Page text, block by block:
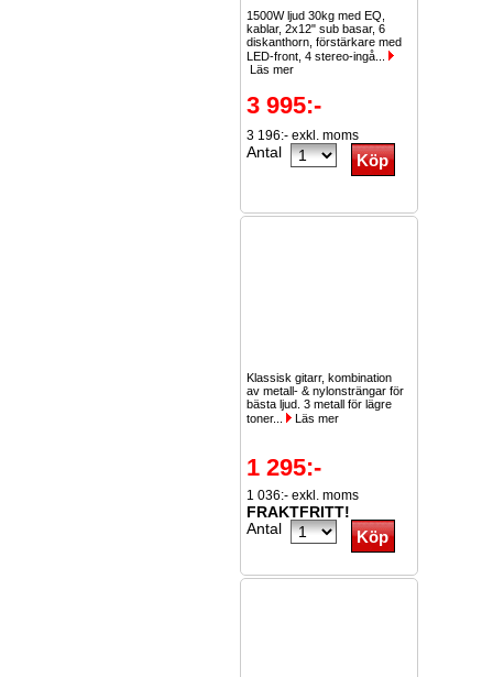
1500W ljud 30kg med EQ,
kablar, 2x12" sub basar, 6
diskanthorn, förstärkare med
LED-front, 4 stereo-ingå...
Läs mer
3 995:-
3 196:- exkl. moms
Antal
Klassisk gitarr, kombination
av metall- & nylonsträngar för
bästa ljud. 3 metall för lägre
toner...
Läs mer
1 295:-
1 036:- exkl. moms
FRAKTFRITT!
Antal